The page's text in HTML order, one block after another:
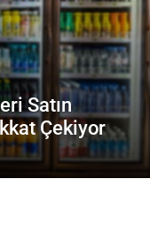
Satın
Çekiyor